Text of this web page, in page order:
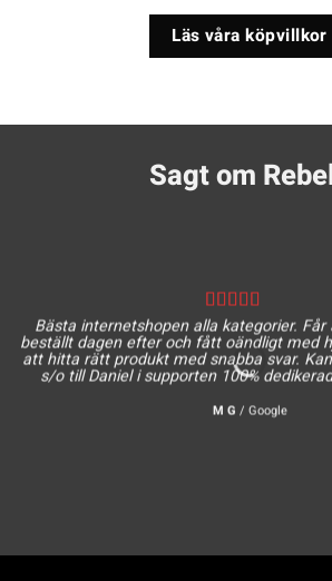
Läs våra köpvillkor
Sagt om
Bästa internetshopen alla kategorier.
beställt dagen efter och fått oändligt med
att hitta rätt produkt med snabba svar.
s/o till Daniel i supporten 100%
M G / Google